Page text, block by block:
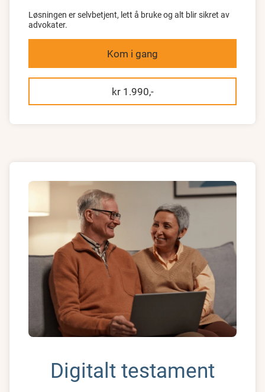
Løsningen er selvbetjent, lett å bruke og alt blir sikret av
advokater.
Kom i gang
kr 1.990,-
Digitalt testament